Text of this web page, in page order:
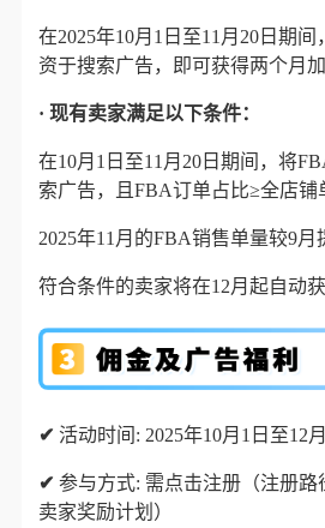
在2025年10月1日至11月20日期
资于搜索广告，即可获得两个月加
· 现有卖家满足以下条件：
在10月1日至11月20日期间，将
索广告，且FBA订单占比≥全店铺
2025年11月的FBA销售单量较9月
符合条件的卖家将在12月起自动
✔ 活动时间: 2025年10月1日至12
✔ 参与方式: 需点击注册（注册路
卖家奖励计划）